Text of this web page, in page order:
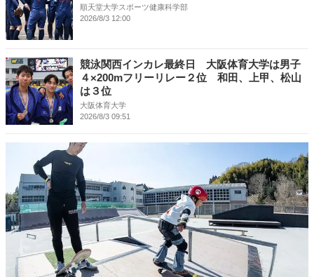
順天堂大学スポーツ健康科学部
2026/8/3 12:00
競泳関西インカレ最終日 大阪体育大学は男子
４×200mフリーリレー２位 和田、上甲、松山
は３位
大阪体育大学
2026/8/3 09:51